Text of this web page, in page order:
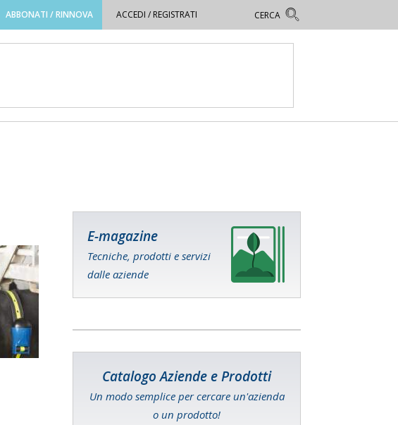
ABBONATI / RINNOVA ACCEDI / REGISTRATI
E-magazine
Tecniche, prodotti e servizi
dalle aziende
Catalogo Aziende e Prodotti
Un modo semplice per cercare un'azienda
o un prodotto!